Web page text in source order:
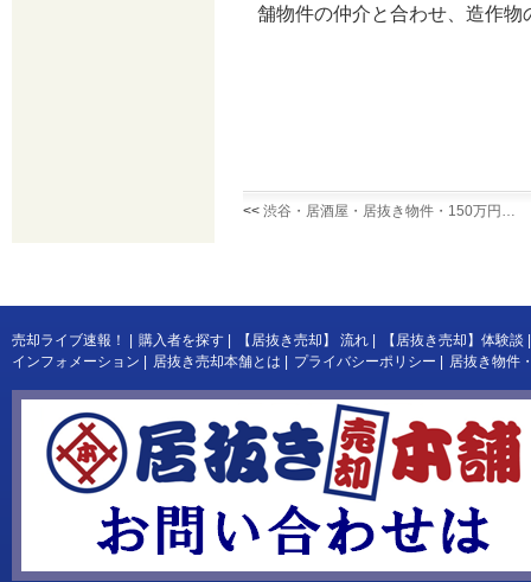
舗物件の仲介と合わせ、造作
<< 渋谷・居酒屋・居抜き物件・150万円…
売却ライブ速報！ 購入者を探す 【居抜き売却】 流れ 【居抜き売却】体験談
インフォメーション
居抜き売却本舗とは プライバシーポリシー 居抜き物件